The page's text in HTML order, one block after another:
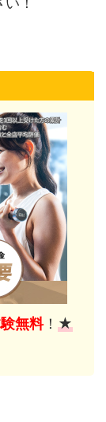
無料！ ★